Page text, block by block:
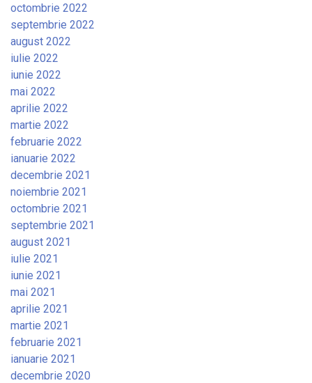
octombrie 2022
septembrie 2022
august 2022
iulie 2022
iunie 2022
mai 2022
aprilie 2022
martie 2022
februarie 2022
ianuarie 2022
decembrie 2021
noiembrie 2021
octombrie 2021
septembrie 2021
august 2021
iulie 2021
iunie 2021
mai 2021
aprilie 2021
martie 2021
februarie 2021
ianuarie 2021
decembrie 2020